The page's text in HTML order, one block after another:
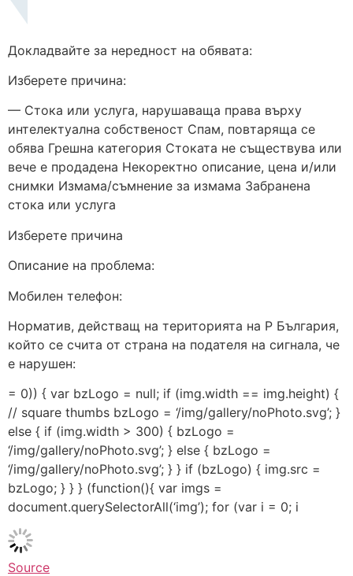
Докладвайте за нередност на обявата:
Изберете причина:
— Стока или услуга, нарушаваща права върху
интелектуална собственост Спам, повтаряща се
обява Грешна категория Стоката не съществува или
вече е продадена Некоректно описание, цена и/или
снимки Измама/съмнение за измама Забранена
стока или услуга
Изберете причина
Описание на проблема:
Мобилен телефон:
Норматив, действащ на територията на Р България,
който се счита от страна на подателя на сигнала, че
е нарушен:
= 0)) { var bzLogo = null; if (img.width == img.height) {
// square thumbs bzLogo = ‘/img/gallery/noPhoto.svg’; }
else { if (img.width > 300) { bzLogo =
‘/img/gallery/noPhoto.svg’; } else { bzLogo =
‘/img/gallery/noPhoto.svg’; } } if (bzLogo) { img.src =
bzLogo; } } } (function(){ var imgs =
document.querySelectorAll(‘img’); for (var i = 0; i
Source